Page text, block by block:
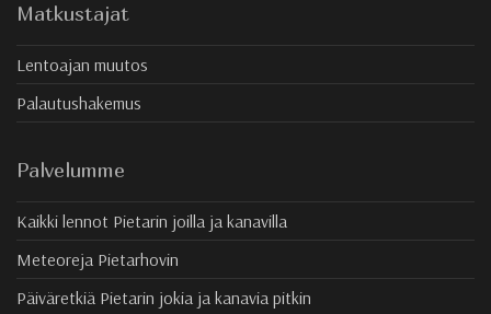
Matkustajat
Lentoajan muutos
Palautushakemus
Palvelumme
Kaikki lennot Pietarin joilla ja kanavilla
Meteoreja Pietarhovin
Päiväretkiä Pietarin jokia ja kanavia pitkin